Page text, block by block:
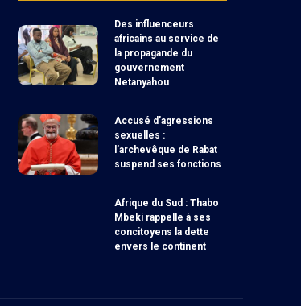
Des influenceurs
africains au service de
la propagande du
gouvernement
Netanyahou
Accusé d’agressions
sexuelles :
l’archevêque de Rabat
suspend ses fonctions
Afrique du Sud : Thabo
Mbeki rappelle à ses
concitoyens la dette
envers le continent